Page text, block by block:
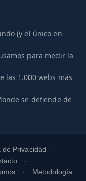
(y el único en
para medir la
las 1.000 webs más
se defiende de
de Privacidad
Metodología